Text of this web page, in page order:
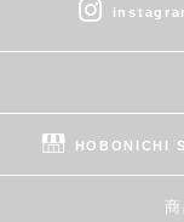
HOBONICHI